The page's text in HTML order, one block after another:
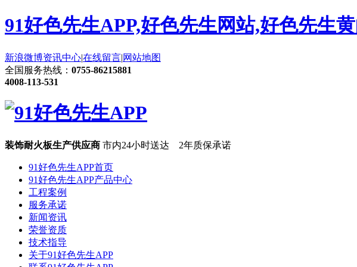
91好色先生APP,好色先生网站,好色先生
新浪微博资讯中心|在线留言|网站地图
全国服务热线： 0755-86215881
4008-113-531
装饰耐火板生产供应商 市内24小时送达 2年质保承诺
91好色先生APP首页
91好色先生APP产品中心
工程案例
服务承诺
新闻资讯
荣誉资质
技术指导
关于91好色先生APP